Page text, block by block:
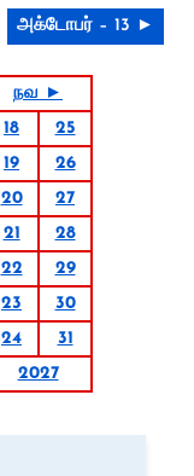
அக்டோபர் – 13 ►
நவ ►
18
25
19
26
20
27
21
28
22
29
23
30
24
31
2027